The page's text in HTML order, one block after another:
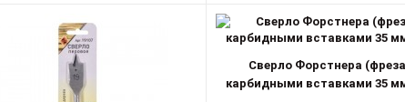
Сверло Форстнера
карбидными вставками 35